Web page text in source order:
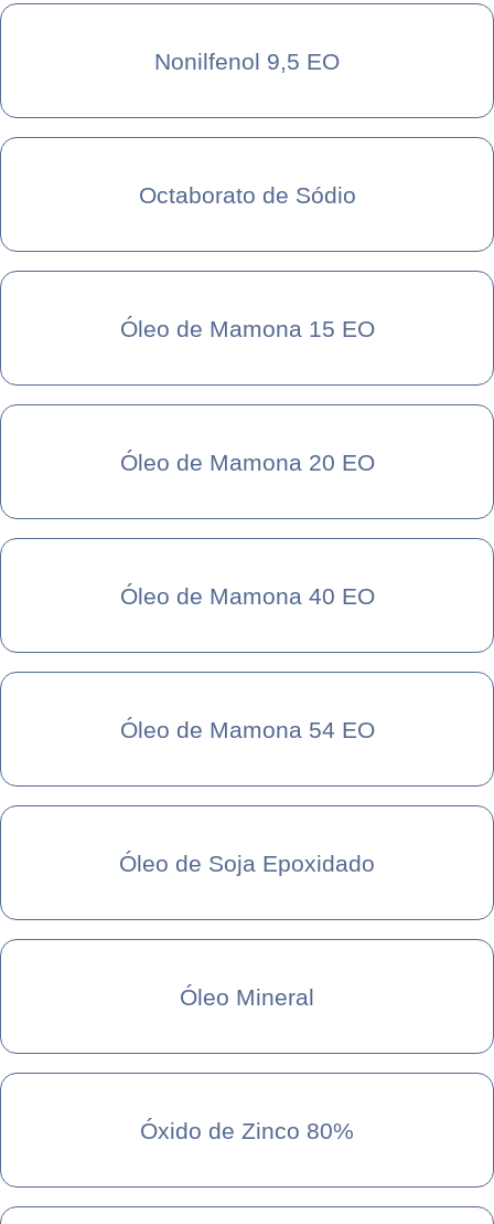
Nonilfenol 9,5 EO
Octaborato de Sódio
Óleo de Mamona 15 EO
Óleo de Mamona 20 EO
Óleo de Mamona 40 EO
Óleo de Mamona 54 EO
Óleo de Soja Epoxidado
Óleo Mineral
Óxido de Zinco 80%